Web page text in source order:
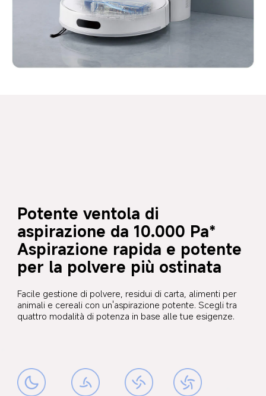
Potente ventola di
aspirazione da 10.000 Pa*
Aspirazione rapida e potente
per la polvere più ostinata
Facile gestione di polvere, residui di carta, alimenti per
animali e cereali con un'aspirazione potente. Scegli tra
quattro modalità di potenza in base alle tue esigenze.